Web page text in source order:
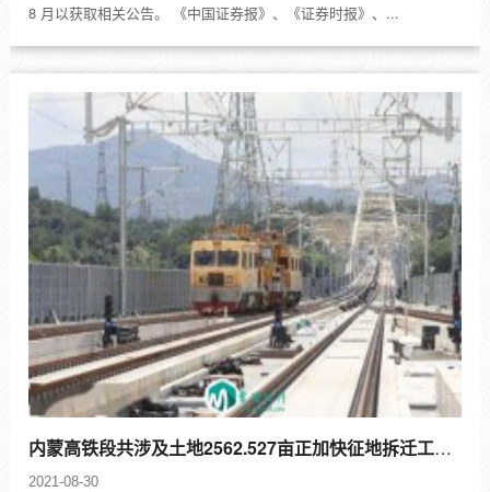
8 月以获取相关公告。 《中国证券报》、《证券时报》、...
内蒙高铁段共涉及土地2562.527亩正加快征地拆迁工作,初步设计待批复
2021-08-30